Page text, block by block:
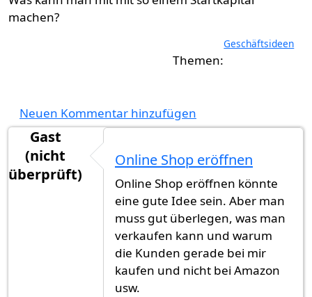
machen?
Geschäftsideen
Neuen Kommentar hinzufügen
Gast
(nicht
überprüft)
Online Shop eröffnen
Online Shop eröffnen könnte
eine gute Idee sein. Aber man
muss gut überlegen, was man
verkaufen kann und warum
die Kunden gerade bei mir
kaufen und nicht bei Amazon
usw.